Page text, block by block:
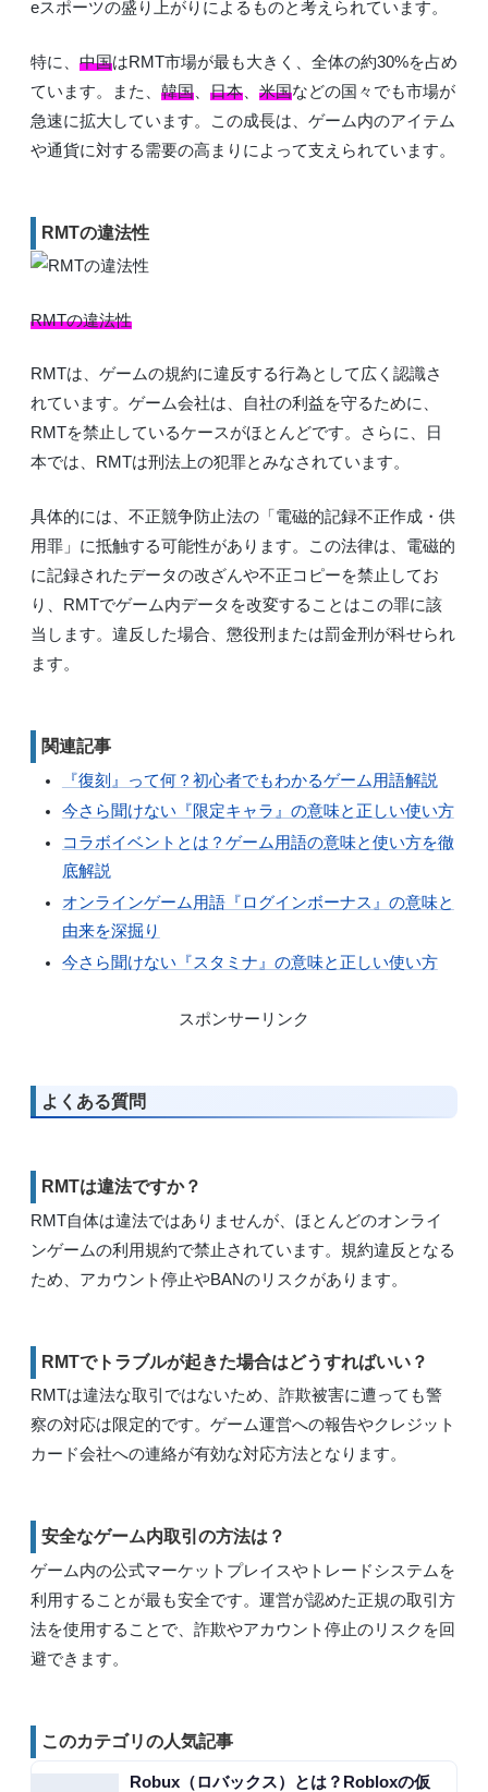
eスポーツの盛り上がりによるものと考えられています。
特に、 中国はRMT市場が最も大きく、全体の約30%を占め
ています。また、 韓国 日本 米国などの国々でも市場が
急速に拡大しています。この成長は、ゲーム内のアイテム
や通貨に対する需要の高まりによって支えられています。
RMTの違法性
RMTの違法性
RMTは、ゲームの規約に違反する行為として広く認識さ
れています。ゲーム会社は、自社の利益を守るために、
RMTを禁止しているケースがほとんどです。さらに、日
本では、RMTは刑法上の犯罪とみなされています。
具体的には、不正競争防止法の「電磁的記録不正作成・供
用罪」に抵触する可能性があります。この法律は、電磁的
に記録されたデータの改ざんや不正コピーを禁止してお
り、RMTでゲーム内データを改変することはこの罪に該
当します。違反した場合、懲役刑または罰金刑が科せられ
ます。
関連記事
『復刻』って何？初心者でもわかるゲーム用語解説
今さら聞けない『限定キャラ』の意味と正しい使い方
コラボイベントとは？ゲーム用語の意味と使い方を徹
底解説
オンラインゲーム用語『ログインボーナス』の意味と
由来を深掘り
今さら聞けない『スタミナ』の意味と正しい使い方
スポンサーリンク
よくある質問
RMTは違法ですか？
RMT自体は違法ではありませんが、ほとんどのオンライ
ンゲームの利用規約で禁止されています。規約違反となる
ため、アカウント停止やBANのリスクがあります。
RMTでトラブルが起きた場合はどうすればいい？
RMTは違法な取引ではないため、詐欺被害に遭っても警
察の対応は限定的です。ゲーム運営への報告やクレジット
カード会社への連絡が有効な対応方法となります。
安全なゲーム内取引の方法は？
ゲーム内の公式マーケットプレイスやトレードシステムを
利用することが最も安全です。運営が認めた正規の取引方
法を使用することで、詐欺やアカウント停止のリスクを回
避できます。
このカテゴリの人気記事
Robux（ロバックス）とは？Robloxの仮